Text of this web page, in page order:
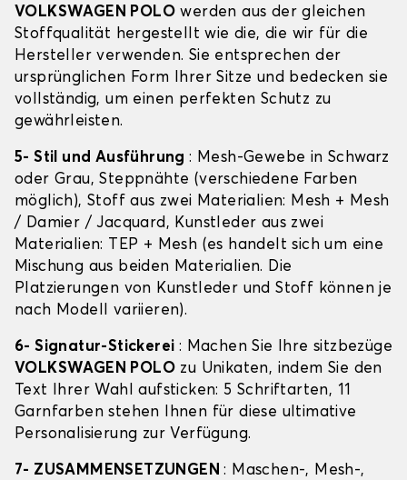
VOLKSWAGEN POLO werden aus der gleichen
Stoffqualität hergestellt wie die, die wir für die
Hersteller verwenden. Sie entsprechen der
ursprünglichen Form Ihrer Sitze und bedecken sie
vollständig, um einen perfekten Schutz zu
gewährleisten.
5- Stil und Ausführung: Mesh-Gewebe in Schwarz
oder Grau, Steppnähte (verschiedene Farben
möglich), Stoff aus zwei Materialien: Mesh + Mesh
/ Damier / Jacquard, Kunstleder aus zwei
Materialien: TEP + Mesh (es handelt sich um eine
Mischung aus beiden Materialien. Die
Platzierungen von Kunstleder und Stoff können je
nach Modell variieren).
6- Signatur-Stickerei : Machen Sie Ihre sitzbezüge
VOLKSWAGEN POLO zu Unikaten, indem Sie den
Text Ihrer Wahl aufsticken: 5 Schriftarten, 11
Garnfarben stehen Ihnen für diese ultimative
Personalisierung zur Verfügung.
7- ZUSAMMENSETZUNGEN: Maschen-, Mesh-,